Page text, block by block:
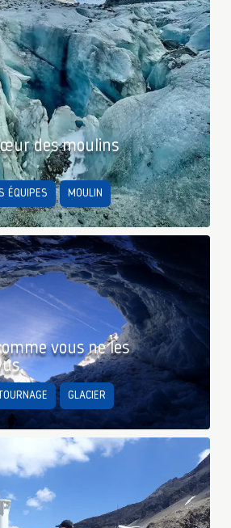
des moulins
ÉQUIPES MOULIN
vous ne les
GLACIER